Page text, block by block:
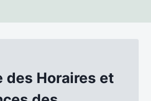
des Horaires et